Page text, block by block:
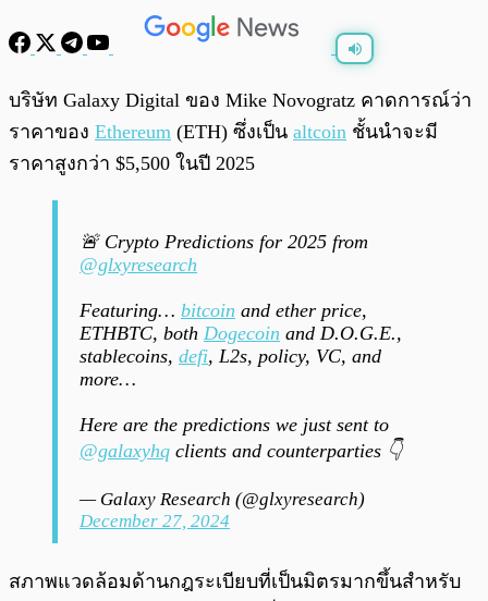
บริษัท Galaxy Digital ของ Mike Novogratz คาดการณ์ว่า
ราคาของ Ethereum (ETH) ซึ่งเป็น altcoin ชั้นนำจะมี
ราคาสูงกว่า $5,500 ในปี 2025
🚨 Crypto Predictions for 2025 from
@glxyresearch
Featuring… bitcoin and ether price,
ETHBTC, both Dogecoin and D.O.G.E.,
stablecoins, defi, L2s, policy, VC, and
more…
Here are the predictions we just sent to
@galaxyhq clients and counterparties 👇
— Galaxy Research (@glxyresearch)
December 27, 2024
สภาพแวดล้อมด้านกฎระเบียบที่เป็นมิตรมากขึ้นสำหรับ